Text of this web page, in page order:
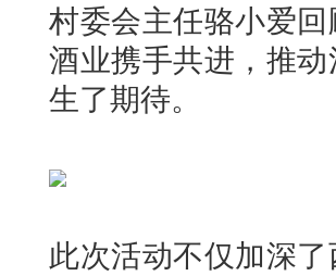
村委会主任骆小爱
酒业携手共进，推
生了期待。
此次活动不仅加深